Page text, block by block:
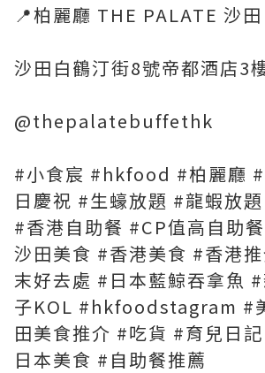
📍柏麗廳 THE PALATE 沙田
沙田白鶴汀街8號帝都酒店3
@thepalatebuffethk
#小食宸 #hkfood #柏麗廳
日慶祝 #生蠔放題 #龍蝦放
#香港自助餐 #CP值高自助
沙田美食 #香港美食 #香港
末好去處 #日本藍鯨吞拿魚
子KOL #hkfoodstagram #
田美食推介 #吃貨 #育兒日
日本美食 #自助餐推薦